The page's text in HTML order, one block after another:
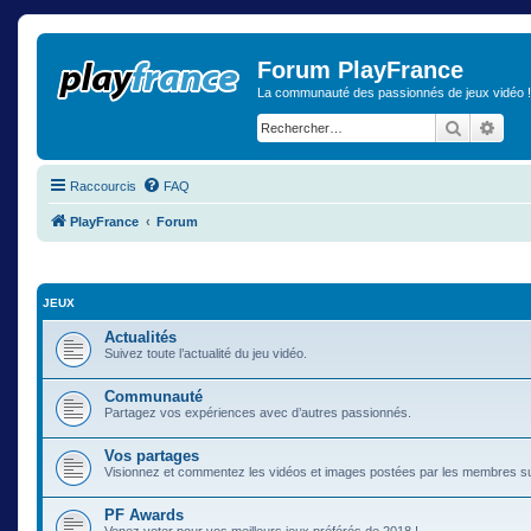
Forum PlayFrance
La communauté des passionnés de jeux vidéo !
Raccourcis FAQ
PlayFrance Forum
JEUX
Actualités
Suivez toute l’actualité du jeu vidéo.
Communauté
Partagez vos expériences avec d’autres passionnés.
Vos partages
Visionnez et commentez les vidéos et images postées par les membres
PF Awards